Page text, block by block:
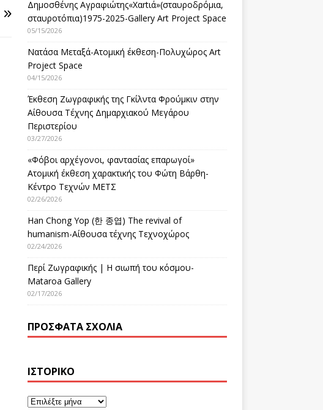
Δημοσθένης Αγραφιώτης«Xαrtιά»(σταυροδρόμια,
σταυροτόπια)1975-2025-Gallery Art Project Space
05/15/2026
Νατάσα Μεταξά-Ατομική έκθεση-Πολυχώρος Art
Project Space
04/15/2026
Έκθεση Ζωγραφικής της Γκίλντα Φρούμκιν στην
Αίθουσα Τέχνης Δημαρχιακού Μεγάρου
Περιστερίου
03/27/2026
«Φόβοι αρχέγονοι, φαντασίας επαρωγοί»
Ατομική έκθεση χαρακτικής του Φώτη Βάρθη-
Κέντρο Τεχνών ΜΕΤΣ
02/26/2026
Han Chong Yop (한 종엽) The revival of
humanism-Αίθουσα τέχνης Τεχνοχώρος
02/24/2026
Περί Ζωγραφικής | Η σιωπή του κόσμου-
Mataroa Gallery
02/17/2026
ΠΡΌΣΦΑΤΑ ΣΧΌΛΙΑ
ΙΣΤΟΡΙΚΌ